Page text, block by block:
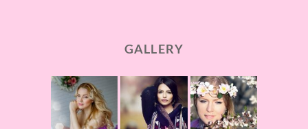
GALLERY